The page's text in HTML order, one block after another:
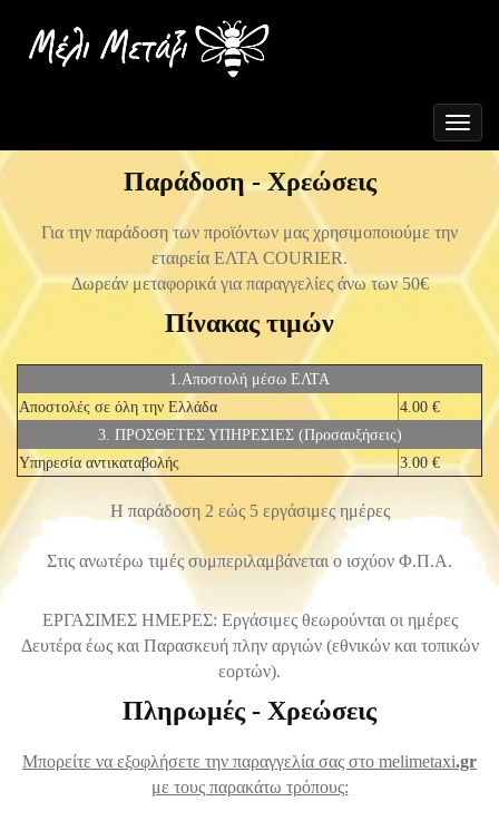
Toggle
Παράδοση - Χρεώσεις
Για την παράδοση των προϊόντων μας χρησιμοποιούμε την
εταιρεία ΕΛΤΑ COURIER.
Δωρεάν μεταφορικά για παραγγελίες άνω των 50€
Πίνακας τιμών
1.Αποστολή μέσω ΕΛΤΑ
Αποστολές σε όλη την Ελλάδα
4.00 €
3. ΠΡΟΣΘΕΤΕΣ ΥΠΗΡΕΣΙΕΣ (Προσαυξήσεις)
Υπηρεσία αντικαταβολής
3.00 €
Η παράδοση 2 εώς 5 εργάσιμες ημέρες
Στις ανωτέρω τιμές συμπεριλαμβάνεται ο ισχύον Φ.Π.Α.
ΕΡΓΑΣΙΜΕΣ ΗΜΕΡΕΣ: Εργάσιμες θεωρούνται οι ημέρες
Δευτέρα έως και Παρασκευή πλην αργιών (εθνικών και τοπικών
εορτών).
Πληρωμές - Χρεώσεις
Μπορείτε να εξοφλήσετε την παραγγελία σας στο melimetaxi.gr
με τους παρακάτω τρόπους: